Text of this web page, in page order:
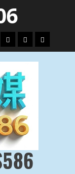
國
際
運
動
生
活